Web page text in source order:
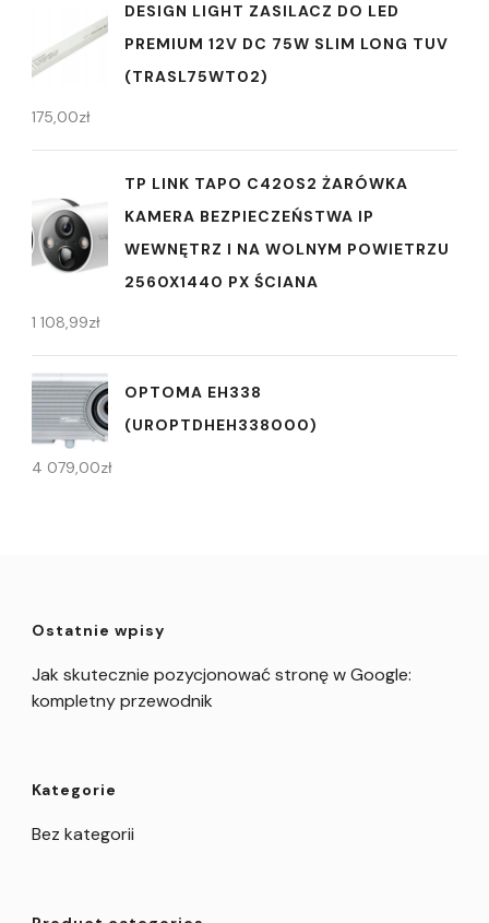
DESIGN LIGHT ZASILACZ DO LED
PREMIUM 12V DC 75W SLIM LONG TUV
(TRASL75WT02)
175,00zł
TP LINK TAPO C420S2 ŻARÓWKA
KAMERA BEZPIECZEŃSTWA IP
WEWNĘTRZ I NA WOLNYM POWIETRZU
2560X1440 PX ŚCIANA
1 108,99zł
OPTOMA EH338
(UROPTDHEH338000)
4 079,00zł
Ostatnie wpisy
Jak skutecznie pozycjonować stronę w Google:
kompletny przewodnik
Kategorie
Bez kategorii